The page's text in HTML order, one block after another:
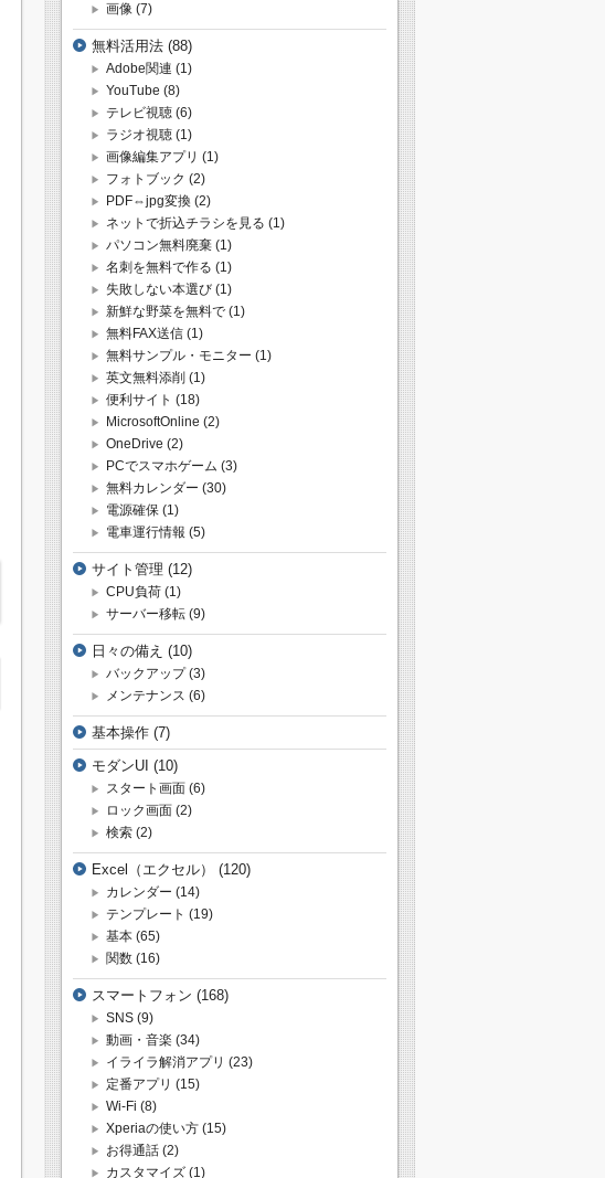
画像 (7)
無料活用法 (88)
Adobe関連 (1)
YouTube (8)
テレビ視聴 (6)
ラジオ視聴 (1)
画像編集アプリ (1)
フォトブック (2)
PDF⇔jpg変換 (2)
ネットで折込チラシを見る (1)
パソコン無料廃棄 (1)
名刺を無料で作る (1)
失敗しない本選び (1)
新鮮な野菜を無料で (1)
無料FAX送信 (1)
無料サンプル・モニター (1)
英文無料添削 (1)
便利サイト (18)
MicrosoftOnline (2)
OneDrive (2)
PCでスマホゲーム (3)
無料カレンダー (30)
電源確保 (1)
電車運行情報 (5)
サイト管理 (12)
CPU負荷 (1)
サーバー移転 (9)
日々の備え (10)
バックアップ(3)
メンテナンス (6)
基本操作 (7)
モダンUI (10)
スタート画面 (6)
ロック画面 (2)
検索 (2)
Excel（エクセル） (120)
カレンダー (14)
テンプレート (19)
基本 (65)
関数 (16)
スマートフォン (168)
SNS (9)
動画・音楽 (34)
イライラ解消アプリ (23)
定番アプリ (15)
Wi-Fi (8)
Xperiaの使い方 (15)
お得通話 (2)
カスタマイズ (1)